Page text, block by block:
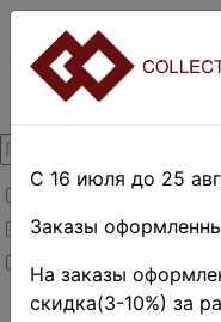
Товары со скидкой
Товары в наличии
Новинки
С 16 июля до 25
Заказы
На заказы
скидка(3-10%) за